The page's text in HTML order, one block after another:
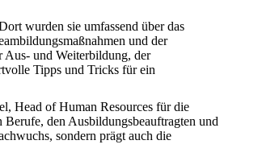
wurden sie umfassend über das
und der
Aus- und Weiterbildung, der
Tipps und Tricks für ein
Head of Human Resources für die
den Ausbildungsbeauftragten und
sondern prägt auch die